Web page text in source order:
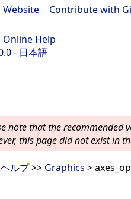
Website Contribute with
Online Help
- 日本語
note that the recommended
this page did not exist in
ルプ>> Graphics >